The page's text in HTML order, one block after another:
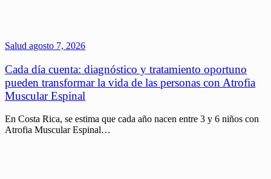
Salud agosto 7, 2026
Cada día cuenta: diagnóstico y tratamiento oportuno
pueden transformar la vida de las personas con Atrofia
Muscular Espinal
En Costa Rica, se estima que cada año nacen entre 3 y 6 niños con
Atrofia Muscular Espinal…